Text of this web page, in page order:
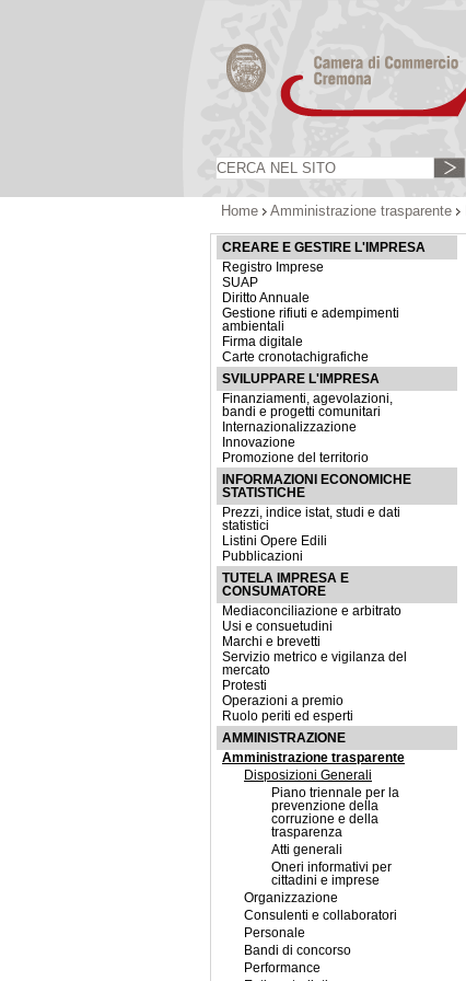
Home
Amministrazione trasparente
CREARE E GESTIRE L'IMPRESA
Registro Imprese
SUAP
Diritto Annuale
Gestione rifiuti e adempimenti
ambientali
Firma digitale
Carte cronotachigrafiche
SVILUPPARE L'IMPRESA
Finanziamenti, agevolazioni,
bandi e progetti comunitari
Internazionalizzazione
Innovazione
Promozione del territorio
INFORMAZIONI ECONOMICHE
STATISTICHE
Prezzi, indice istat, studi e dati
statistici
Listini Opere Edili
Pubblicazioni
TUTELA IMPRESA E
CONSUMATORE
Mediaconciliazione e arbitrato
Usi e consuetudini
Marchi e brevetti
Servizio metrico e vigilanza del
mercato
Protesti
Operazioni a premio
Ruolo periti ed esperti
AMMINISTRAZIONE
Amministrazione trasparente
Disposizioni Generali
Piano triennale per la
prevenzione della
corruzione e della
trasparenza
Atti generali
Oneri informativi per
cittadini e imprese
Organizzazione
Consulenti e collaboratori
Personale
Bandi di concorso
Performance